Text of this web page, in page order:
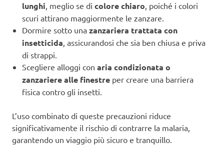
lunghi, meglio se di colore chiaro, poiché i colori
scuri attirano maggiormente le zanzare.
Dormire sotto una zanzariera trattata con
insetticida, assicurandosi che sia ben chiusa e priva
di strappi.
Scegliere alloggi con aria condizionata o
zanzariere alle finestre per creare una barriera
fisica contro gli insetti.
L’uso combinato di queste precauzioni riduce
significativamente il rischio di contrarre la malaria,
garantendo un viaggio più sicuro e tranquillo.